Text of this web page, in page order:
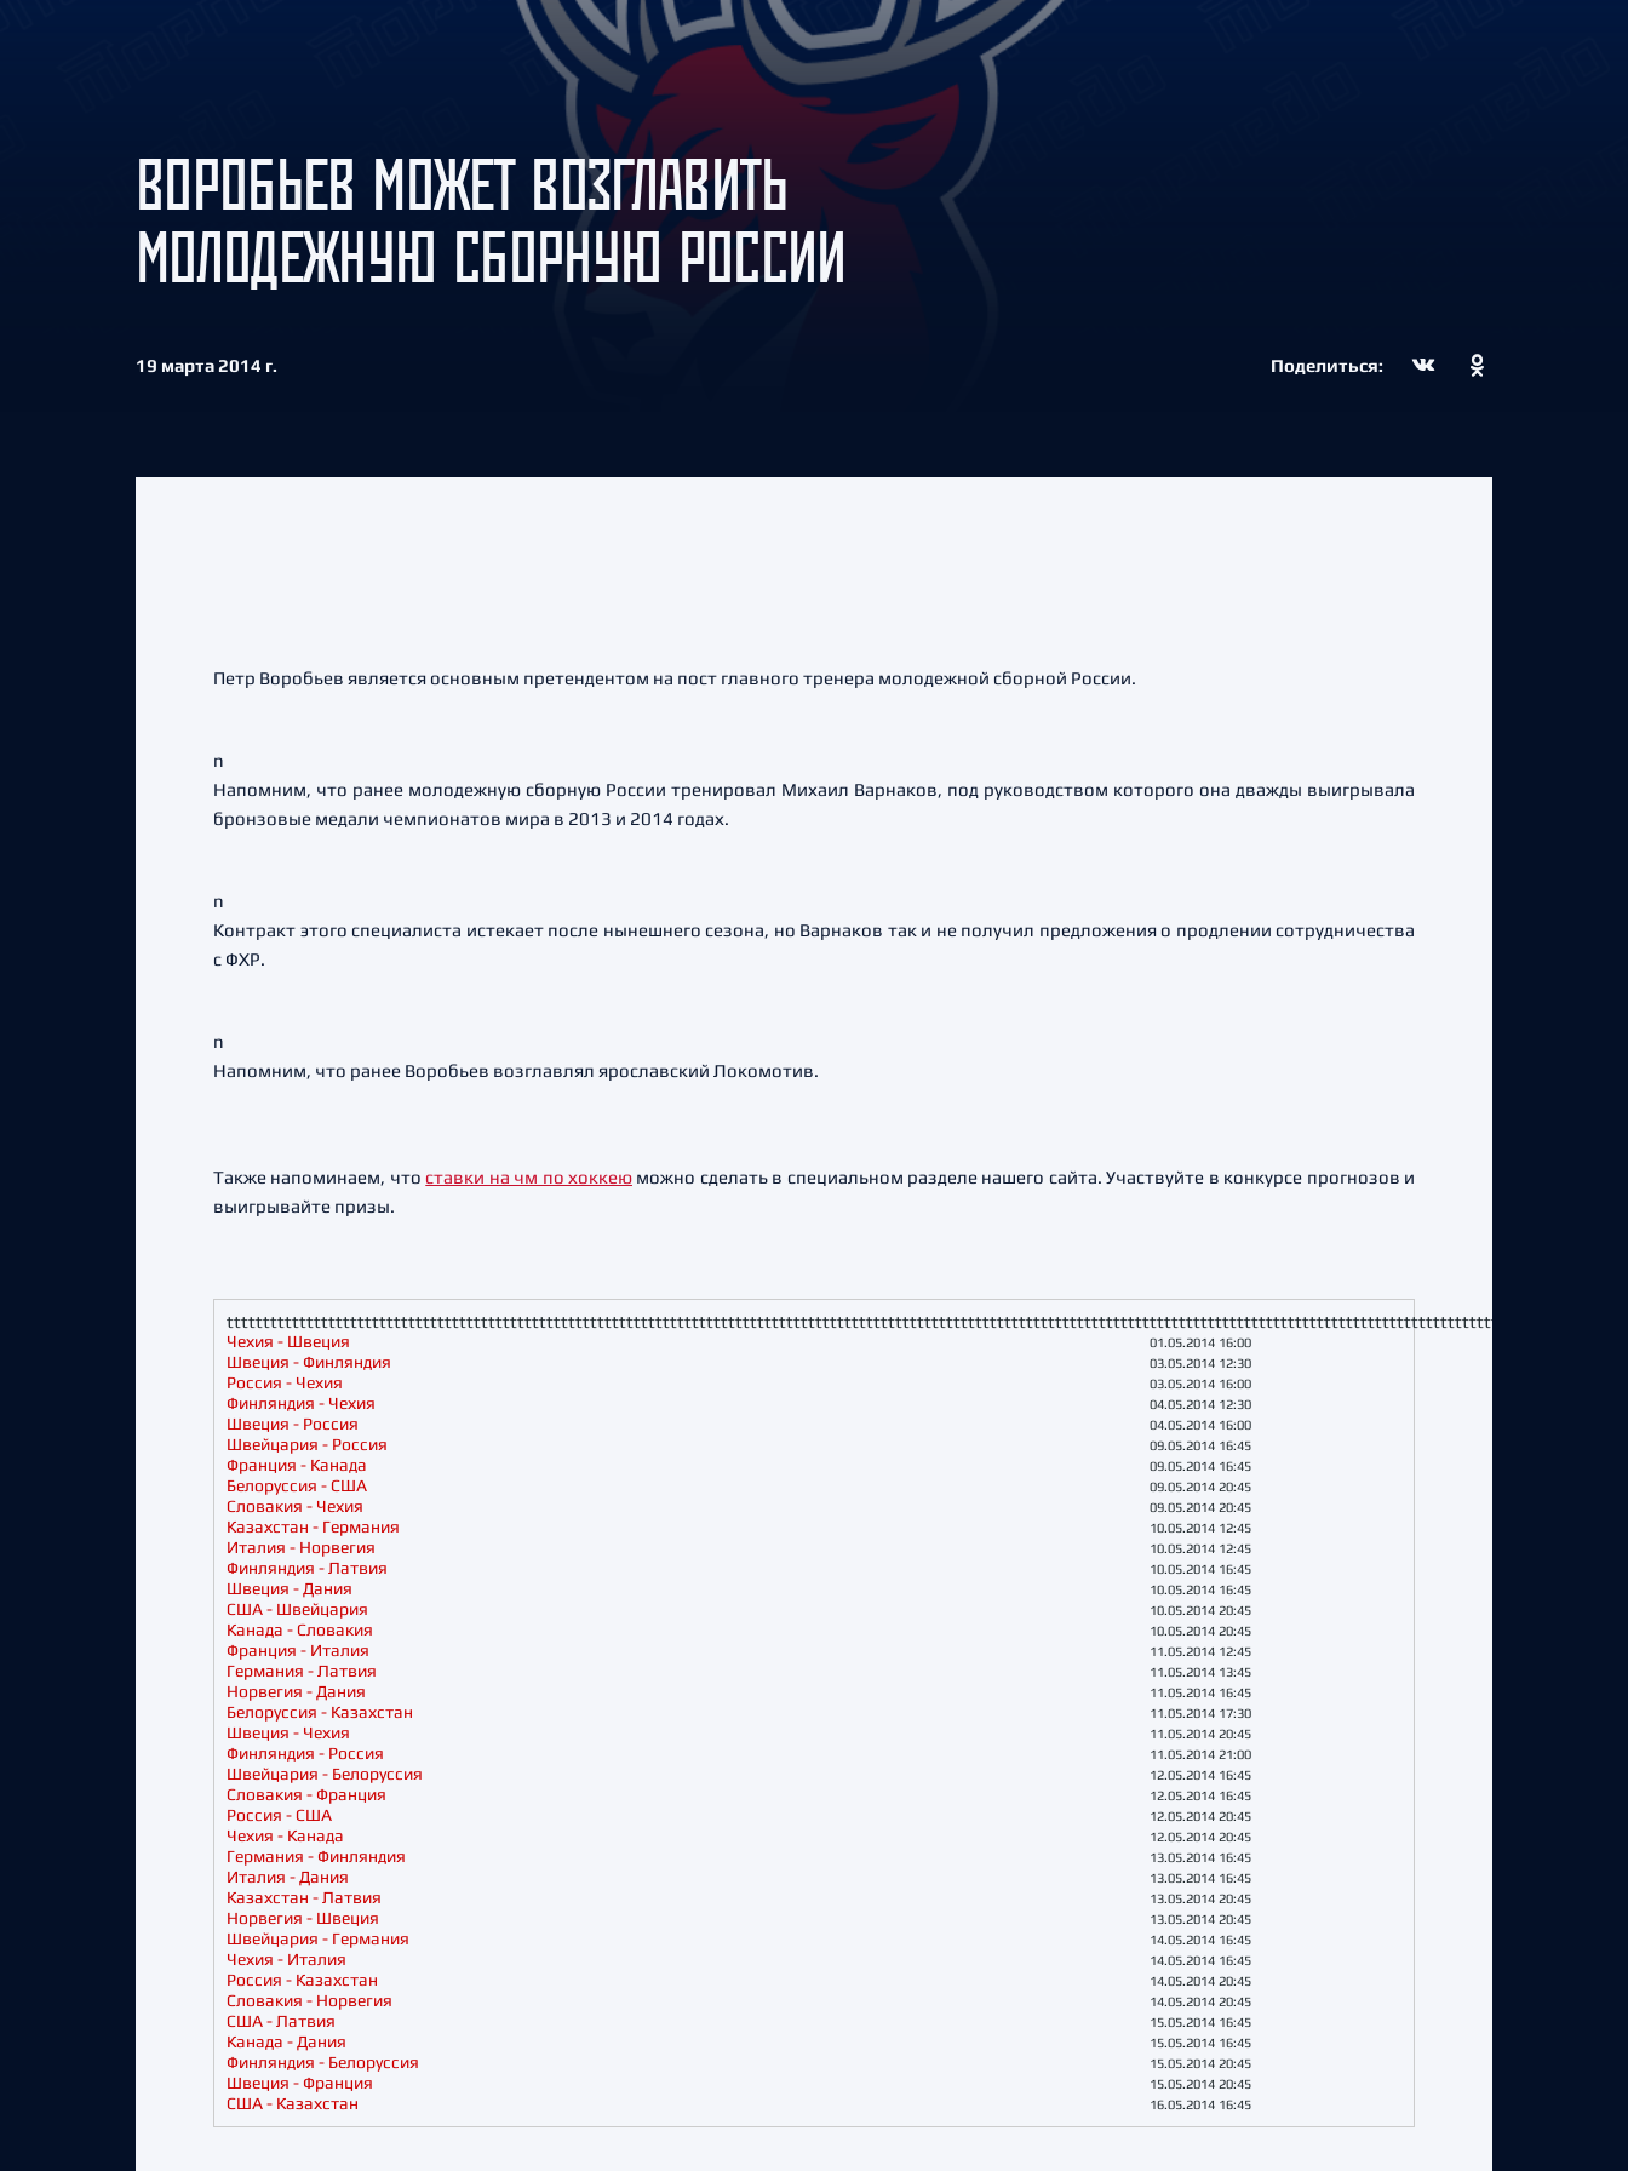
Амур
Барыс
Салават Юлаев
Сибирь
ВОРОБЬЕВ МОЖЕТ ВОЗГЛАВИТЬ
МОЛОДЕЖНУЮ СБОРНУЮ РОССИИ
19 марта 2014 г. Поделиться:
Петр Воробьев является основным претендентом на пост главного тренера молодежной сборной России.
n
Напомним, что ранее молодежную сборную России тренировал Михаил Варнаков, под руководством которого она дважды выигрывала
бронзовые медали чемпионатов мира в 2013 и 2014 годах.
n
Контракт этого специалиста истекает после нынешнего сезона, но Варнаков так и не получил предложения о продлении сотрудничества
с ФХР.
n
Напомним, что ранее Воробьев возглавлял ярославский Локомотив.
Также напоминаем, что ставки на чм по хоккеюможно сделать в специальном разделе нашего сайта. Участвуйте в конкурсе прогнозов и
выигрывайте призы.
Чехия - Швеция
01.05.2014 16:00
Швеция - Финляндия 03.05.2014 12:30
Россия - Чехия 03.05.2014 16:00
Финляндия - Чехия 04.05.2014 12:30
Швеция - Россия 04.05.2014 16:00
Швейцария - Россия 09.05.2014 16:45
Франция - Канада 09.05.2014 16:45
Белоруссия - США 09.05.2014 20:45
Словакия - Чехия 09.05.2014 20:45
Казахстан - Германия 10.05.2014 12:45
Италия - Норвегия 10.05.2014 12:45
Финляндия - Латвия 10.05.2014 16:45
Швеция - Дания 10.05.2014 16:45
США - Швейцария 10.05.2014 20:45
Канада - Словакия 10.05.2014 20:45
Франция - Италия 11.05.2014 12:45
Германия - Латвия 11.05.2014 13:45
Норвегия - Дания 11.05.2014 16:45
Белоруссия - Казахстан 11.05.2014 17:30
Швеция - Чехия 11.05.2014 20:45
Финляндия - Россия 11.05.2014 21:00
Швейцария - Белоруссия 12.05.2014 16:45
Словакия - Франция 12.05.2014 16:45
Россия - США 12.05.2014 20:45
Чехия - Канада 12.05.2014 20:45
Германия - Финляндия 13.05.2014 16:45
Италия - Дания 13.05.2014 16:45
Казахстан - Латвия 13.05.2014 20:45
Норвегия - Швеция 13.05.2014 20:45
Швейцария - Германия 14.05.2014 16:45
Чехия - Италия 14.05.2014 16:45
Россия - Казахстан 14.05.2014 20:45
Словакия - Норвегия 14.05.2014 20:45
США - Латвия 15.05.2014 16:45
Канада - Дания 15.05.2014 16:45
Финляндия - Белоруссия 15.05.2014 20:45
Швеция - Франция 15.05.2014 20:45
США - Казахстан 16.05.2014 16:45